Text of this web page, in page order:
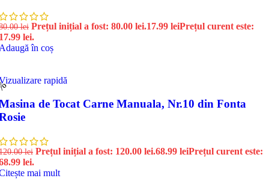
lei Prețul inițial a fost: 80.00 lei.17.99 leiPrețul curent este:
lei.
în coș
rapidă
de Tocat Carne Manuala, Nr.10 din Fonta
lei Prețul inițial a fost: 120.00 lei.68.99 leiPrețul curent este:
lei.
mai mult